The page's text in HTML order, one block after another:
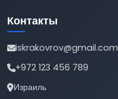
Контакты
iskrakovrov@gmail.com
+972 123 456 789
Израиль